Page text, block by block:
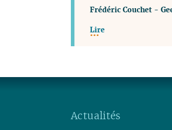
Frédéric Couchet-
Lire
Actualités